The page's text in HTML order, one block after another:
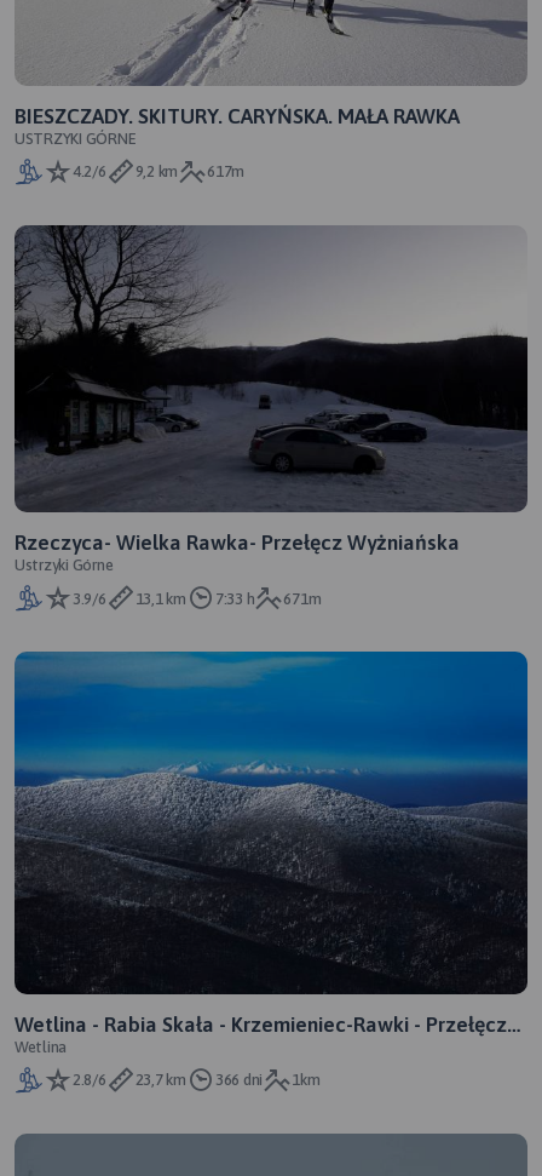
BIESZCZADY. SKITURY. CARYŃSKA. MAŁA RAWKA
USTRZYKI GÓRNE
4.2/6
9,2 km 617m
Rzeczyca- Wielka Rawka- Przełęcz Wyżniańska
Ustrzyki Górne
3.9/6
13,1 km 7:33 h 671m
Wetlina - Rabia Skała - Krzemieniec-Rawki - Przełęcz
Wyżniańska
Wetlina
2.8/6
23,7 km 366 dni 1km